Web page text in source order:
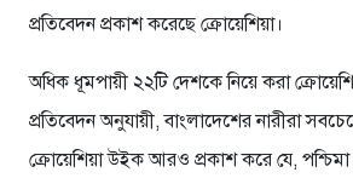
প্রতিবেদন প্রকাশ করেছে ক্রোয়েশিয়া।
অধিক ধূমপায়ী ২২টি দেশকে নিয়ে করা
প্রতিবেদন অনুযায়ী, বাংলাদেশের নারীরা
ক্রোয়েশিয়া উইক আরও প্রকাশ করে যে,